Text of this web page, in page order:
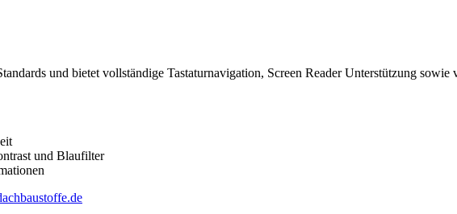
und bietet vollständige Tastaturnavigation, Screen Reader Unterstützung
und Blaufilter